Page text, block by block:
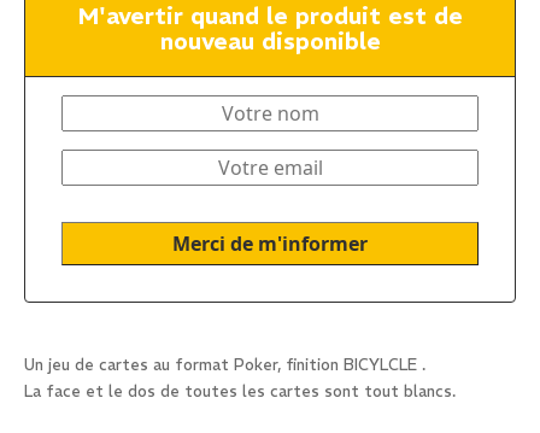
M'avertir quand le produit est de
nouveau disponible
Un jeu de cartes au format Poker, finition BICYLCLE .
La face et le dos de toutes les cartes sont tout blancs.